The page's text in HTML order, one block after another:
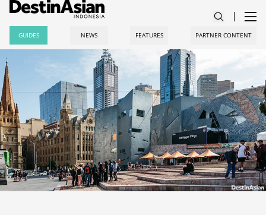
GUIDES NEWS FEATURES PARTNER CONTENT